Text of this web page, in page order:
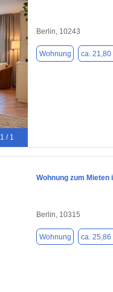
1 / 1
Berlin, 10243
Wohnung ca. 21,80
Wohnung zum Mieten
Berlin, 10315
Wohnung ca. 25,86